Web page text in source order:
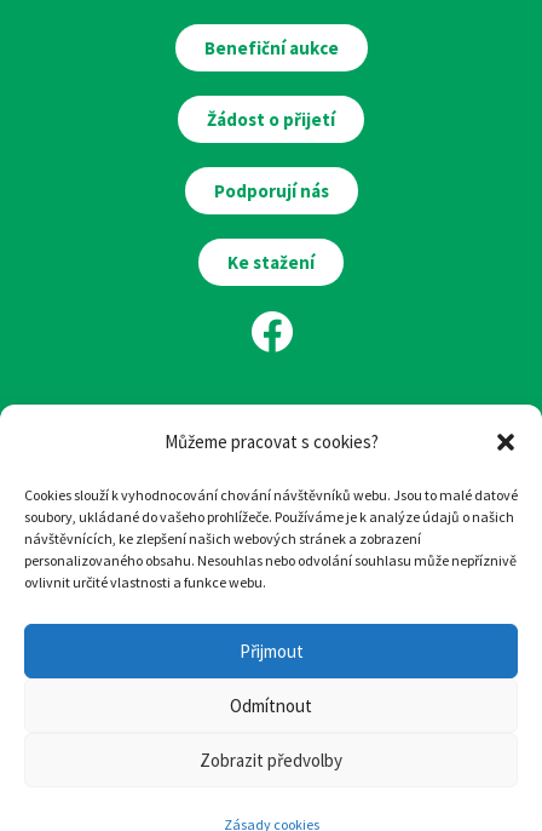
Můžeme pracovat s cookies?
Cookies slouží k vyhodnocování chování návštěvníků webu. Jsou to malé datové
soubory, ukládané do vašeho prohlížeče. Používáme je k analýze údajů o našich
návštěvnících, ke zlepšení našich webových stránek a zobrazení
personalizovaného obsahu. Nesouhlas nebo odvolání souhlasu může nepříznivě
ovlivnit určité vlastnosti a funkce webu.
Přijmout
Odmítnout
Zobrazit předvolby
Zásady cookies
Benefiční aukce
Žádost o přijetí
Podporují nás
Ke stažení
© Hospic svatého Lazara, 2022
Tento web je chráněn před spamen pomocí reCAPTCHA od Google.
Ilustrace:Eva Chmelová
Designatvorba webu:woop.design